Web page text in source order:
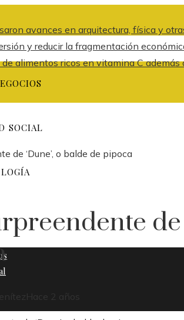
avances en arquitectura, física y
y reducir la fragmentación
alimentos ricos en vitamina C además
SOCIAL
de ‘Dune’, o balde de pipoca
de
Hace 2 años